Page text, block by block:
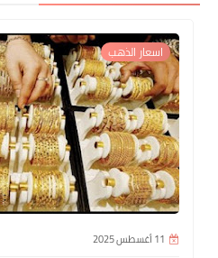
اسعار الذهب
11 أغسطس 2025